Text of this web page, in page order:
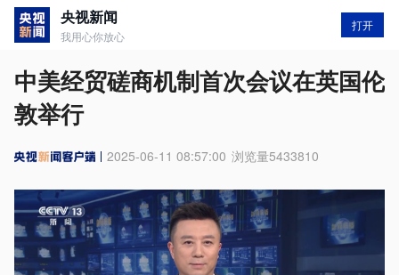
央视新闻
我用心你放心
打开
中美经贸磋商机制首次会议在英国伦
敦举行
2025-06-11 08:57:00 浏览量5433810